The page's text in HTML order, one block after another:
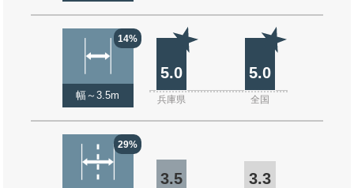
14%
幅～3.5m
5.0 5.0
兵庫県 全国
29%
3.5 3.3